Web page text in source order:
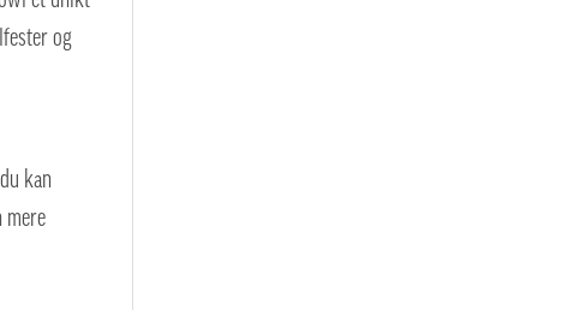
og
kan
mere